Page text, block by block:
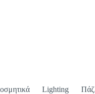
Lighting